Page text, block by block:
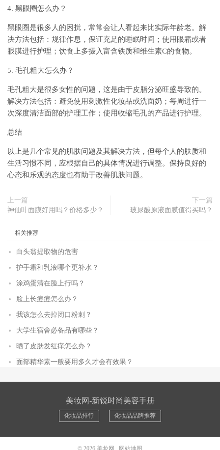
4. 黑眼圈怎么办？
黑眼圈是很多人的困扰，常常会让人看起来比实际年龄老。解
决方法包括：规律作息，保证充足的睡眠时间；使用眼霜或者
眼膜进行护理；饮食上多摄入富含铁质和维生素C的食物。
5. 毛孔粗大怎么办？
毛孔粗大是很多女性的问题，这是由于皮脂分泌旺盛导致的。
解决方法包括：避免使用刺激性化妆品或洗面奶；每周进行一
次深度清洁面部的护理工作；使用收缩毛孔的产品进行护理。
总结
以上是几个常见的肌肤问题及其解决方法，但每个人的肤质和
生活习惯不同，应根据自己的具体情况进行调整。保持良好的
心态和乐观的态度也有助于改善肌肤问题。
上一篇
神仙叶面膜好用吗？价格多少？
下一篇
玻尿酸原液面膜值得买吗？
相关推荐
白头翁提取物的危害
护手霜和乳液哪个更补水？
涂鸡蛋清在脸上行吗？
脸上长痘痘怎么办？
我该怎么去掉闭口粉刺？
大学生宿舍必备品有哪些？
晒了皮肤发红痒怎么办？
面部精华素一般要用多久才会有效果？
美妆网-新锐时尚美容手册
化妆品排行 化妆品品牌推荐